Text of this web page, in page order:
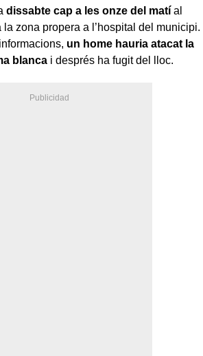
dissabte cap a les onze del matí al
zona propera a l’hospital del municipi.
un home hauria atacat la
blanca i després ha fugit del lloc.